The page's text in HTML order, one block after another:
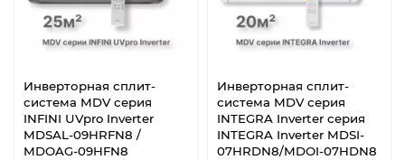
Инверторная сплит-
система MDV серия
INFINI UVpro Inverter
MDSAL-09HRFN8 /
MDOAG-09HFN8
Инверторная сплит-
система MDV серия
INTEGRA Inverter серия
INTEGRA Inverter MDSI-
07HRDN8/MDOI-07HDN8